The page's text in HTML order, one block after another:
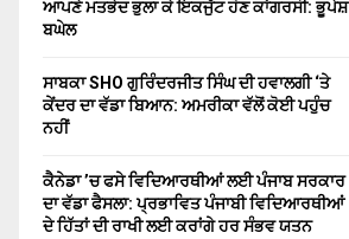
ਆਪਣੇ ਮਤਭੇਦ ਭੁਲਾ ਕੇ ਇਕਜੁੱਟ ਹੋਣ ਕਾਂਗਰਸੀ: ਭੂਪੇਸ਼
ਬਘੇਲ
ਸਾਬਕਾ SHO ਗੁਰਿੰਦਰਜੀਤ ਸਿੰਘ ਦੀ ਹਵਾਲਗੀ ‘ਤੇ
ਕੇਂਦਰ ਦਾ ਵੱਡਾ ਬਿਆਨ: ਅਮਰੀਕਾ ਵੱਲੋਂ ਕੋਈ ਪਹੁੰਚ
ਨਹੀਂ
ਕੈਨੇਡਾ ’ਚ ਫਸੇ ਵਿਦਿਆਰਥੀਆਂ ਲਈ ਪੰਜਾਬ ਸਰਕਾਰ
ਦਾ ਵੱਡਾ ਫੈਸਲਾ: ਪ੍ਰਭਾਵਿਤ ਪੰਜਾਬੀ ਵਿਦਿਆਰਥੀਆਂ
ਦੇ ਹਿੱਤਾਂ ਦੀ ਰਾਖੀ ਲਈ ਕਰਾਂਗੇ ਹਰ ਸੰਭਵ ਯਤਨ